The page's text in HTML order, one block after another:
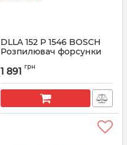
DLLA 152 P 1546 BOSCH
Розпилювач форсунки
Артикул:
1 891 грн